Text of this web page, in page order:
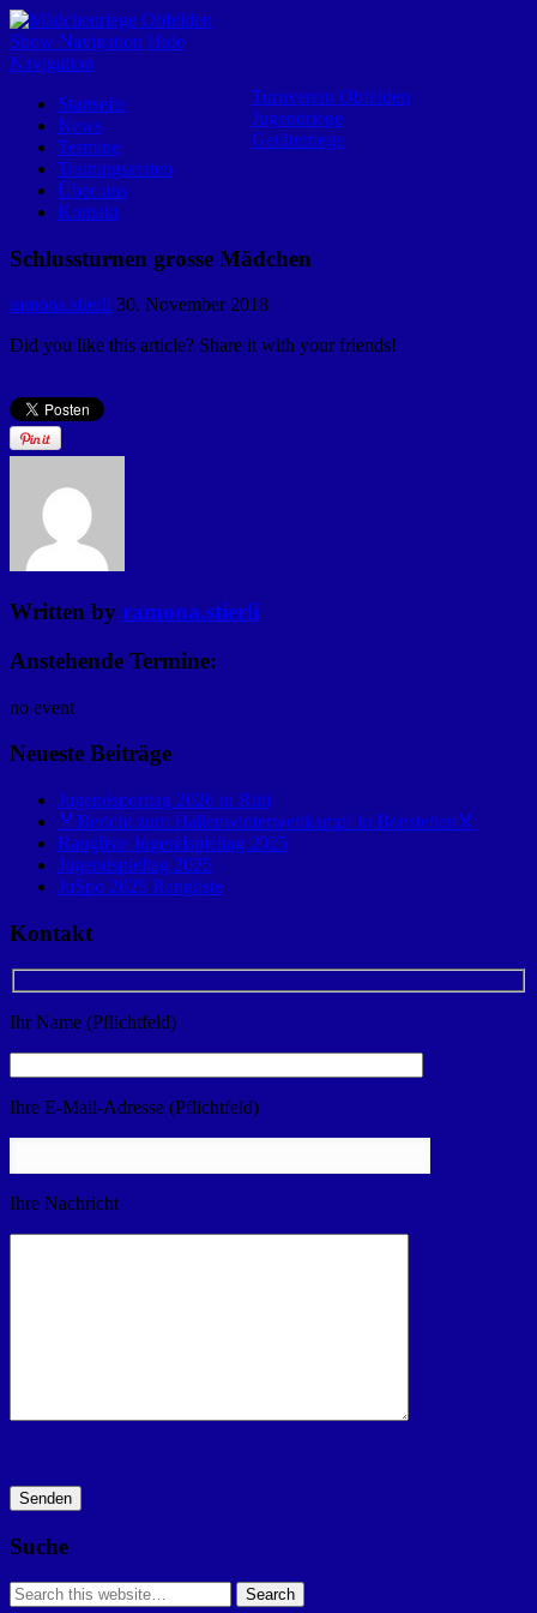
Turnverein Obfelden
Jugendriege
Gerätetriege
Show Navigation Hide
Navigation
Startseite
News
Termine
Trainingszeiten
Über uns
Kontakt
Schlussturnen grosse Mädchen
ramona.stierli 30. November 2018
Did you like this article? Share it with your friends!
Written by ramona.stierli
Anstehende Termine:
no event
Neueste Beiträge
Jugendsporttag 2026 in Rüti
🏅Bericht zum Hallenwinterwettkampf in Bonstetten🏅
Rangliste Jugendspieltag 2025
Jugendspieltag 2025
JuSpo 2025 Rangliste
Kontakt
Ihr Name (Pflichtfeld)
Ihre E-Mail-Adresse (Pflichtfeld)
Ihre Nachricht
Suche